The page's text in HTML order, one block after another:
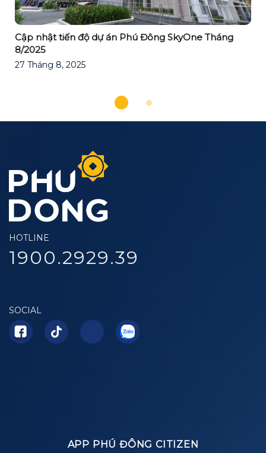
Cập nhật tiến độ dự án Phú Đông SkyOne Tháng
8/2025
27 Tháng 8, 2025
HOTLINE
1900.2929.39
SOCIAL
APP PHÚ ĐÔNG CITIZEN